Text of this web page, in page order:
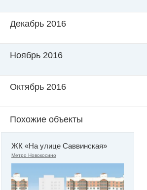
Декабрь 2016
Ноябрь 2016
Октябрь 2016
Похожие объекты
ЖК «На улице Саввинская»
Метро Новокосино